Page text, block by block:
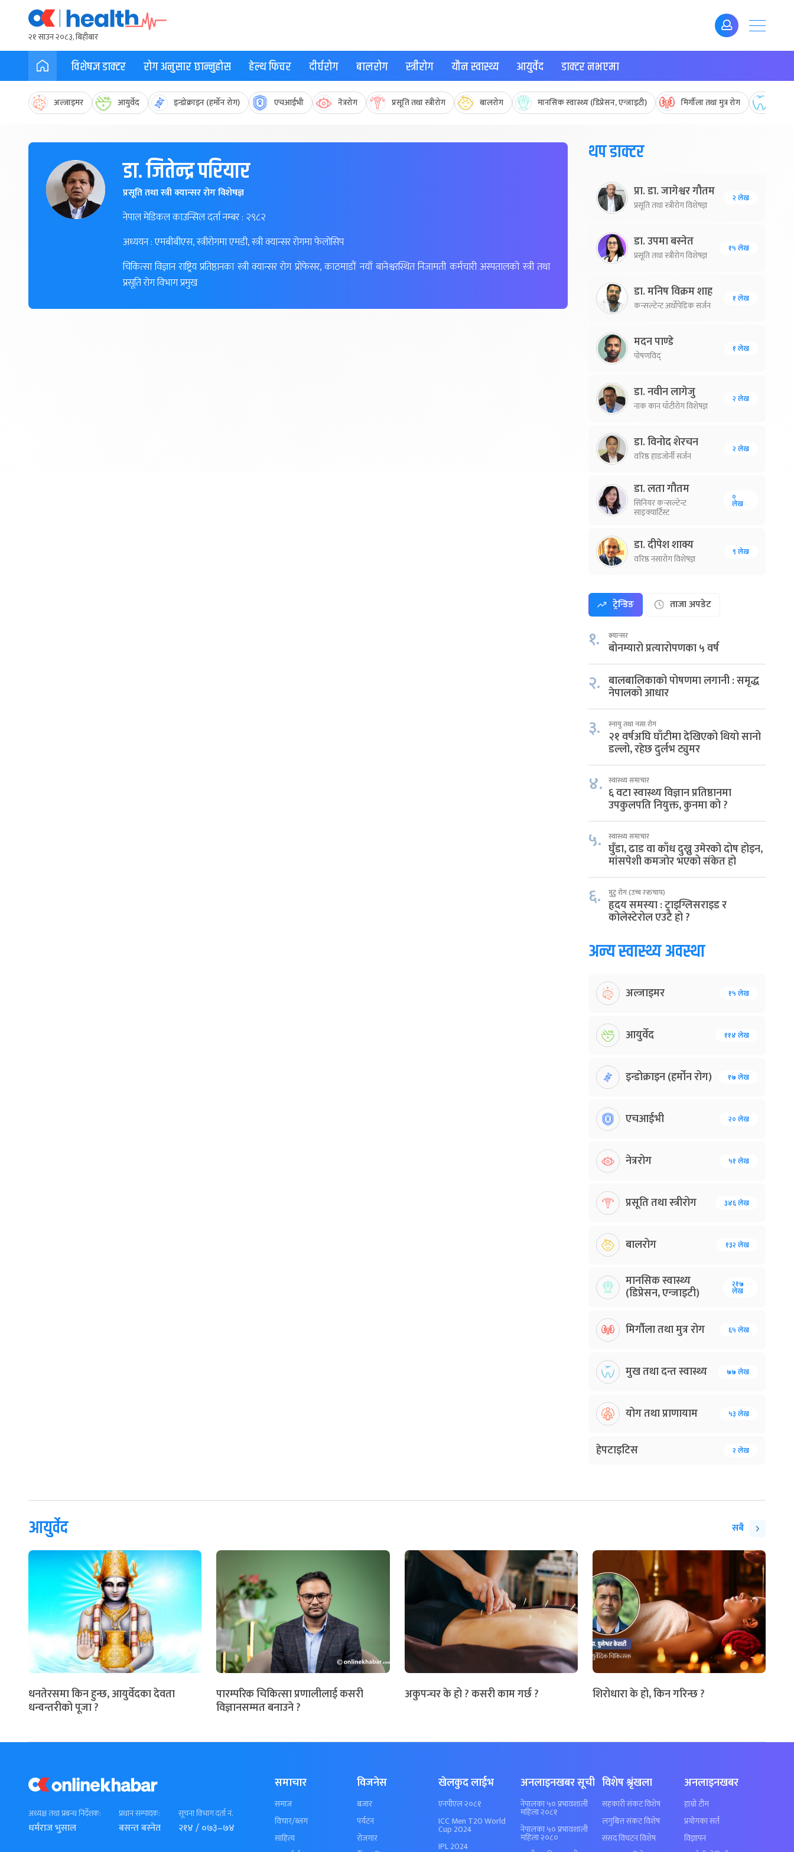
२१ साउन २०८३, बिहीबार
विशेषज्ञ डाक्टर रोग अनुसार छान्नुहोस हेल्थ फिचर दीर्घरोग बालरोग स्त्रीरोग यौन स्वास्थ्य आयुर्वेद डाक्टर नभएमा
अल्जाइमर आयुर्वेद इन्डोक्राइन (हर्मोन रोग) एचआईभी नेत्ररोग प्रसूति तथा स्त्रीरोग बालरोग मानसिक स्वास्थ्य (डिप्रेसन, एन्जाइटी) मिर्गौला तथा मुत्र रोग
डा. जितेन्द्र परियार
प्रसूति तथा स्त्री क्यान्सर रोग विशेषज्ञ
नेपाल मेडिकल काउन्सिल दर्ता नम्बर : २९८२
अध्ययन : एमबीबीएस, स्त्रीरोगमा एमडी, स्त्री क्यान्सर रोगमा फेलोसिप
चिकित्सा विज्ञान राष्ट्रिय प्रतिष्ठानका स्त्री क्यान्सर रोग प्रोफेसर, काठमाडौं नयाँ बानेश्वरस्थित निजामती कर्मचारी अस्पतालको स्त्री तथा
प्रसूति रोग विभाग प्रमुख
थप डाक्टर
प्रा. डा. जागेश्वर गौतम
प्रसूति तथा स्त्रीरोग विशेषज्ञ
२ लेख
डा. उपमा बस्नेत
प्रसूति तथा स्त्रीरोग विशेषज्ञ
१५ लेख
डा. मनिष विक्रम शाह
कन्सल्टेन्ट अर्थोपेडिक सर्जन
१ लेख
मदन पाण्डे
पोषणविद्
१ लेख
डा. नवीन लागेजु
नाक कान घाँटीरोग विशेषज्ञ
२ लेख
डा. विनोद शेरचन
वरिष्ठ हाडजोर्नी सर्जन
२ लेख
डा. लता गौतम
सिनियर कन्सल्टेन्ट
साइक्यार्टिस्ट
०
लेख
डा. दीपेश शाक्य
वरिष्ठ नसारोग विशेषज्ञ
९ लेख
ट्रेन्डिङ ताजा अपडेट
१. क्यान्सर
बोनम्यारो प्रत्यारोपणका ५ वर्ष
२. बालबालिकाको पोषणमा लगानी : समृद्ध
नेपालको आधार
३. स्नायु तथा नसा रोग
२१ वर्षअघि घाँटीमा देखिएको थियो सानो
डल्लो, रहेछ दुर्लभ ट्युमर
४. स्वास्थ्य समाचार
६ वटा स्वास्थ्य विज्ञान प्रतिष्ठानमा
उपकुलपति नियुक्त, कुनमा को ?
५. स्वास्थ्य समाचार
घुँडा, ढाड वा काँध दुख्नु उमेरको दोष होइन,
मांसपेशी कमजोर भएको संकेत हो
६. मुटु रोग (उच्च रक्तचाप)
हृदय समस्या : ट्राइग्लिसराइड र
कोलेस्टेरोल एउटै हो ?
अन्य स्वास्थ्य अवस्था
अल्जाइमर १५ लेख
आयुर्वेद ११४ लेख
इन्डोक्राइन (हर्मोन रोग) १७ लेख
एचआईभी २० लेख
नेत्ररोग ५१ लेख
प्रसूति तथा स्त्रीरोग ३४६ लेख
बालरोग १३२ लेख
मानसिक स्वास्थ्य
(डिप्रेसन, एन्जाइटी)
२१७
लेख
मिर्गौला तथा मुत्र रोग ६५ लेख
मुख तथा दन्त स्वास्थ्य ७७ लेख
योग तथा प्राणायाम ५३ लेख
हेपटाइटिस २ लेख
आयुर्वेद सबै
धनतेरसमा किन हुन्छ, आयुर्वेदका देवता
धन्वन्तरीको पूजा ?
पारम्परिक चिकित्सा प्रणालीलाई कसरी
विज्ञानसम्मत बनाउने ?
अकुपन्चर के हो ? कसरी काम गर्छ ? शिरोधारा के हो, किन गरिन्छ ?
अध्यक्ष तथा प्रबन्ध निर्देशक:
धर्मराज भुसाल
प्रधान सम्पादक:
बसन्त बस्नेत
सूचना विभाग दर्ता नं.
२१४ / ०७३–७४
समाचार
समाज
विचार/ब्लग
साहित्य
विजनेस
बजार
पर्यटन
रोजगार
खेलकुद लाईभ
एनपीएल २०८१
ICC Men T20 World
Cup 2024
IPL 2024
अनलाइनखबर सूची
नेपालका ५० प्रभावशाली
महिला २०८१
नेपालका ५० प्रभावशाली
महिला २०८०
विशेष श्रृंखला
सहकारी संकट विशेष
लगुबित्त संकट विशेष
संसद विघटन विशेष
अनलाइनखबर
हाम्रो टीम
प्रयोगका सर्त
विज्ञापन